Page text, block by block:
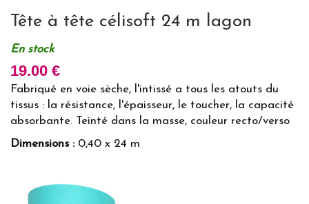
Tête à tête célisoft 24 m lagon
En stock
19.00 €
Fabriqué en voie sèche, l'intissé a tous les atouts du
tissus : la résistance, l'épaisseur, le toucher, la capacité
absorbante. Teinté dans la masse, couleur recto/verso
Dimensions :0,40 x 24 m